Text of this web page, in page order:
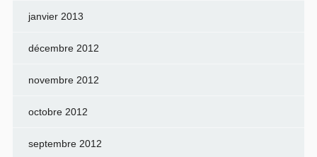
janvier 2013
décembre 2012
novembre 2012
octobre 2012
septembre 2012